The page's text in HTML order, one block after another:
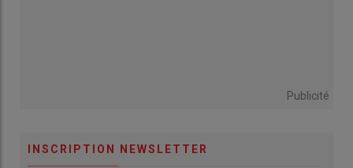
Publicité
INSCRIPTION NEWSLETTER